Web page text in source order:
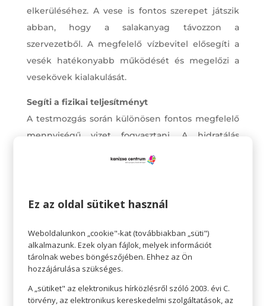
elkerüléséhez. A vese is fontos szerepet játszik
abban, hogy a salakanyag távozzon a
szervezetből. A megfelelő vízbevitel elősegíti a
vesék hatékonyabb működését és megelőzi a
vesekövek kialakulását.
Segíti a fizikai teljesítményt
A testmozgás során különösen fontos megfelelő
mennyiségű vizet fogyasztani. A hidratálás
kellő víz nélkül mozogsz, csökkenhet a
elfáradhatsz és a testhőmérsékleted is
kiszáradás rohamokat is okozhat. A megfelelő
mennyiségű víz fogyasztásával mindez
elkerülhető, és optimális teljesítményt
eredményez.
Ez az oldal sütiket használ
Weboldalunkon „cookie"-kat (továbbiakban „süti")
alkalmazunk. Ezek olyan fájlok, melyek információt
tárolnak webes böngészőjében. Ehhez az Ön
hozzájárulása szükséges.
A „sütiket" az elektronikus hírközlésről szóló 2003. évi C.
törvény, az elektronikus kereskedelmi szolgáltatások, az